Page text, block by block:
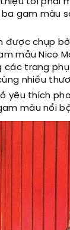
gam màu
được chụp
mẫu Nico
trang
nhiều
yêu thích
màu nổi